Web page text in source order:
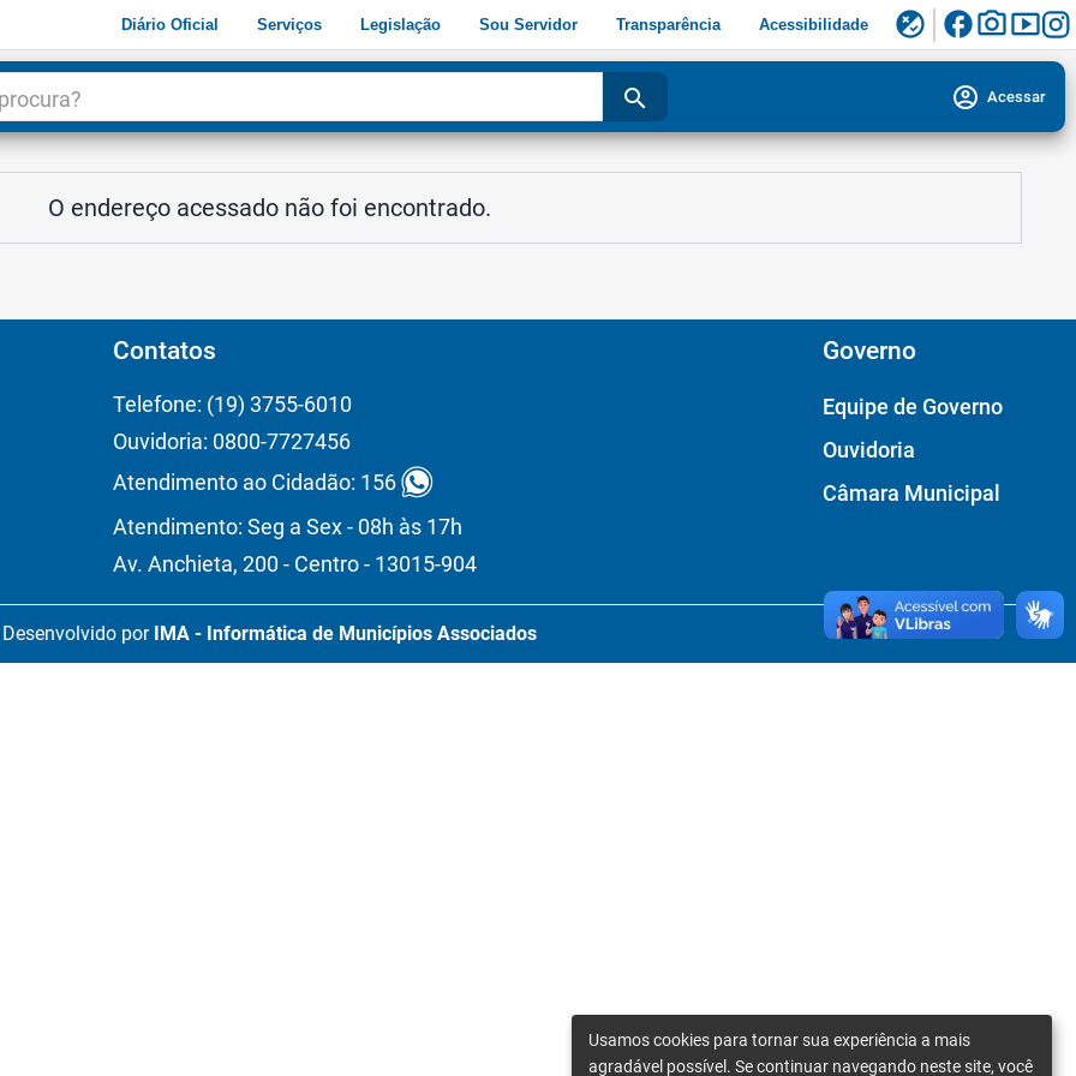
Diário Oficial Serviços Legislação Sou Servidor Transparência Acessibilidade flaky facebookphoto_camerasmart_display
search account_circle Acessar
O endereço acessado não foi encontrado.
Contatos
Telefone: (19) 3755-6010
Ouvidoria: 0800-7727456
Atendimento ao Cidadão: 156
Atendimento: Seg a Sex - 08h às 17h
Av. Anchieta, 200 - Centro - 13015-904
Governo
Equipe de Governo
Ouvidoria
Câmara Municipal
Desenvolvido por IMA - Informática de Municípios Associados
Usamos cookies para tornar sua experiência a mais
agradável possível. Se continuar navegando neste site, você